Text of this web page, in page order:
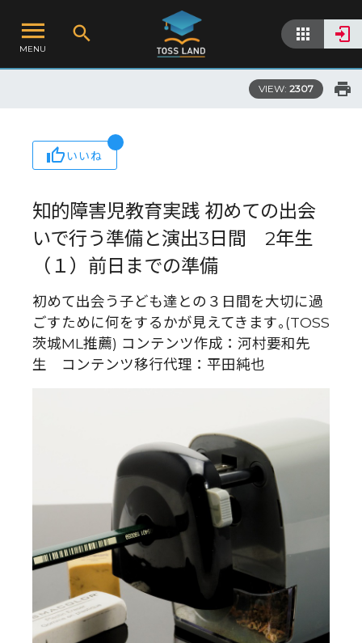
MENU
VIEW: 2307
いいね
知的障害児教育実践 初めての出会
いで行う準備と演出3日間 2年生
（１）前日までの準備
初めて出会う子ども達との３日間を大切に過
ごすために何をするかが見えてきます｡(TOSS
茨城ML推薦) コンテンツ作成：河村要和先
生 コンテンツ移行代理：平田純也